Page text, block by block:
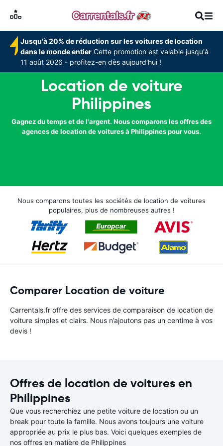
Jusqu'à 20% de réduction sur les voitures de location
dans le monde entier Cette promotion est valable jusqu'à
11 août 2026 - profitez-en dès aujourd'hui !
Location de voiture
Philippines
Gagnez du temps et de l'argent. Nous comparons les offres des
agences de location de voitures à Philippines pour vous.
Nous comparons toutes les sociétés de location de voitures
populaires, plus de nombreuses autres !
Comparer Location de voiture
Carrentals.fr offre des services de comparaison de location de
voiture simples et clairs. Nous n’ajoutons pas un centime à vos
devis !
Offres de location de voitures en
Philippines
Que vous recherchiez une petite voiture de location ou un
break pour toute la famille. Nous avons toujours une voiture
appropriée au prix le plus bas. Voici quelques exemples de
nos offres en matière de Philippines